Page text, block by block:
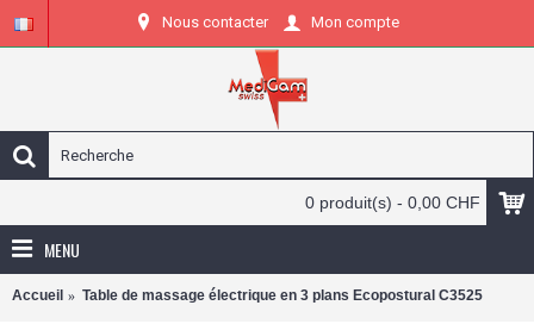
Nous contacter Mon compte
0 produit(s) - 0,00 CHF
MENU
Accueil Table de massage électrique en 3 plans Ecopostural C3525